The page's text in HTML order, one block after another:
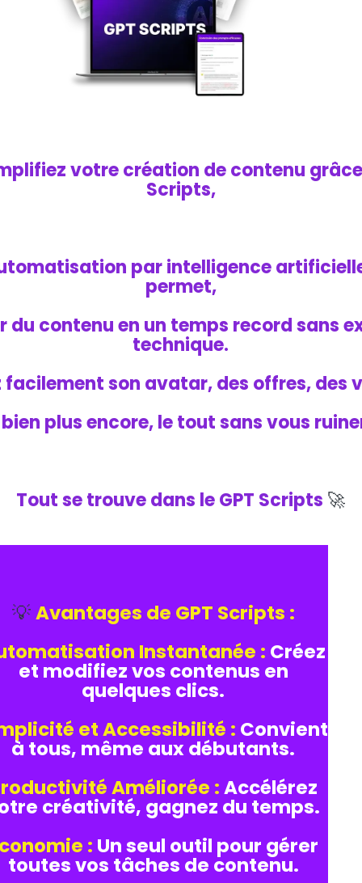
votre création de contenu grâce
Scripts,
par intelligence
permet,
du contenu en un temps record sans
technique.
facilement son avatar, des offres, des
plus encore, le tout sans vous
Tout se trouve dans le GPT Scripts 🚀
💡Avantages de GPT Scripts :
Instantanée : Créez
et modifiez vos contenus en
quelques clics.
et Accessibilité : Convient
à tous, même aux débutants.
Améliorée :Accélérez
créativité, gagnez du temps.
: Un seul outil pour gérer
toutes vos tâches de contenu.